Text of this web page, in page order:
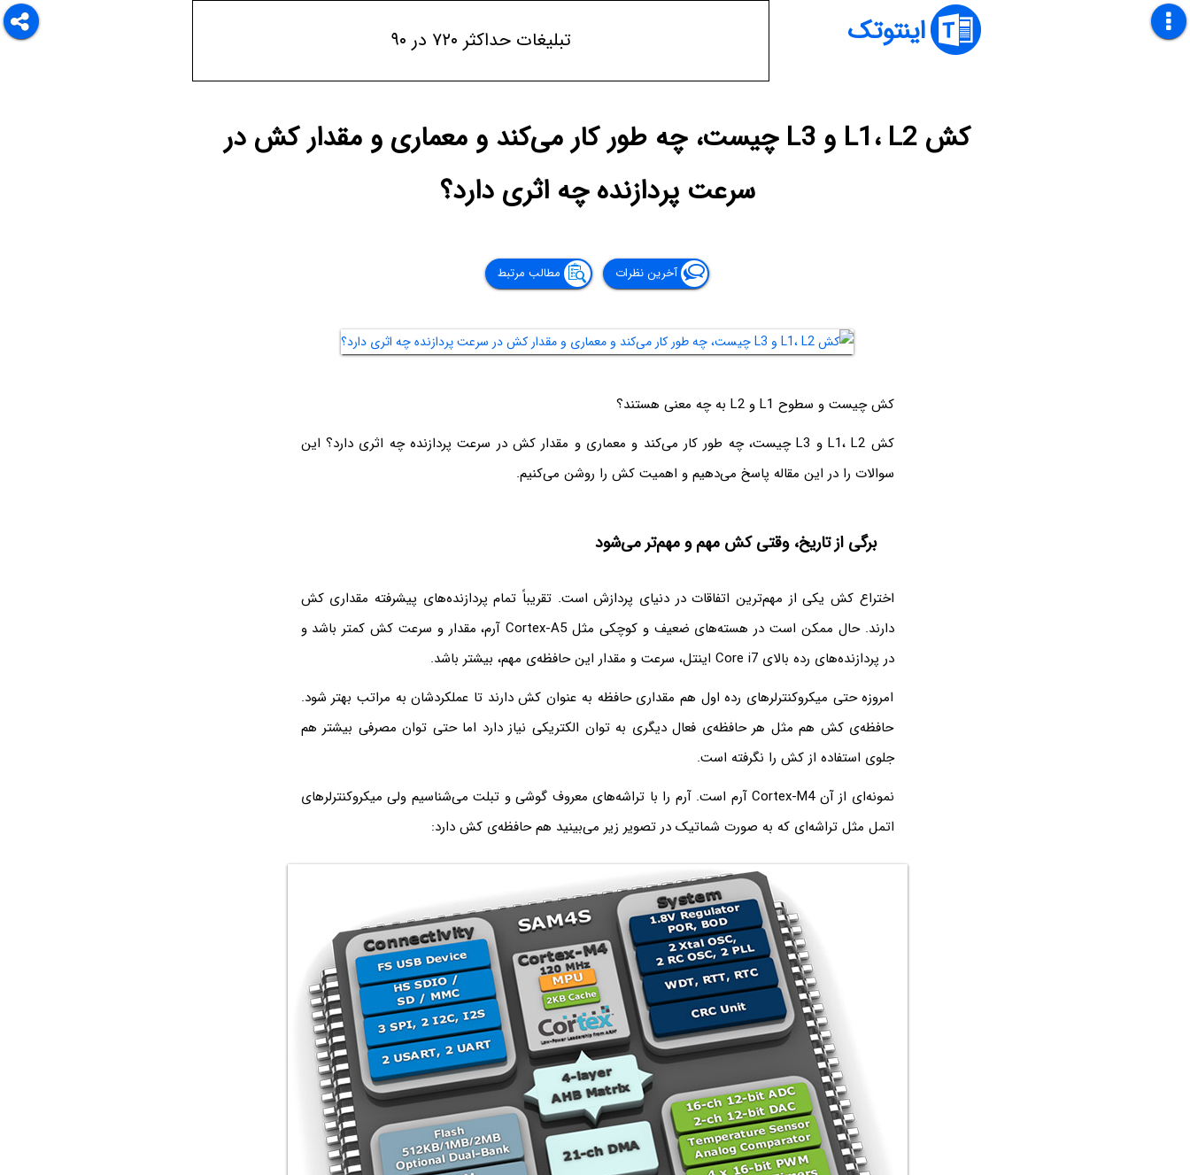
اینتوتک تبلیغات حداکثر ۷۲۰ در ۹۰
کش L1، L2 و L3 چیست، چه طور کار می‌کند و معماری و مقدار کش در
سرعت پردازنده چه اثری دارد؟
آخرین نظرات مطالب مرتبط
کش چیست و سطوح L1 و L2 به چه معنی هستند؟
کش L1، L2 و L3 چیست، چه طور کار می‌کند و معماری و مقدار کش در سرعت پردازنده چه اثری دارد؟ این
سوالات را در این مقاله پاسخ می‌دهیم و اهمیت کش را روشن می‌کنیم.
برگی از تاریخ، وقتی کش مهم و مهم‌تر می‌شود
اختراع کش یکی از مهم‌ترین اتفاقات در دنیای پردازش است. تقریباً تمام پردازنده‌های پیشرفته مقداری کش
دارند. حال ممکن است در هسته‌های ضعیف و کوچکی مثل Cortex-A5 آرم، مقدار و سرعت کش کمتر باشد و
در پردازنده‌های رده بالای Core i7 اینتل، سرعت و مقدار این حافظه‌ی مهم، بیشتر باشد.
امروزه حتی میکروکنترلرهای رده اول هم مقداری حافظه به عنوان کش دارند تا عملکردشان به مراتب بهتر شود.
حافظه‌ی کش هم مثل هر حافظه‌ی فعال دیگری به توان الکتریکی نیاز دارد اما حتی توان مصرفی بیشتر هم
جلوی استفاده از کش را نگرفته است.
نمونه‌ای از آن Cortex-M4 آرم است. آرم را با تراشه‌های معروف گوشی و تبلت می‌شناسیم ولی میکروکنترلرهای
اتمل مثل تراشه‌ای که به صورت شماتیک در تصویر زیر می‌بینید هم حافظه‌ی کش دارد: